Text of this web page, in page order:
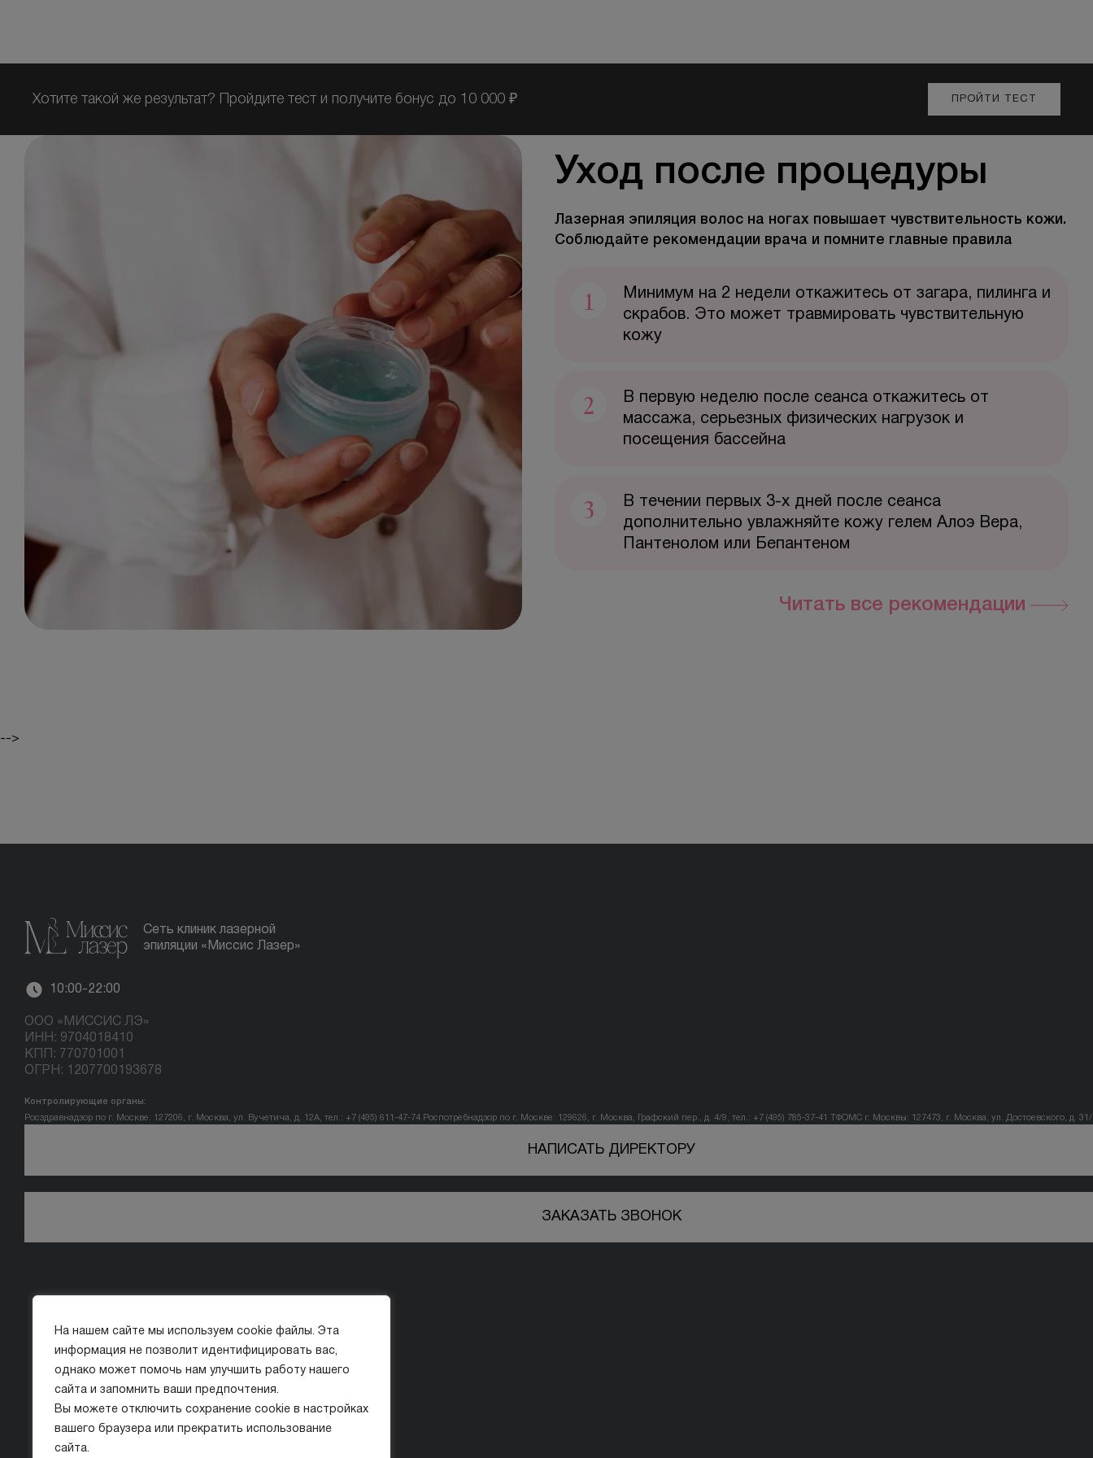
На нашем сайте мы используем cookie файлы. Эта
информация не позволит идентифицировать вас,
однако может помочь нам улучшить работу нашего
сайта и запомнить ваши предпочтения.
Вы можете отключить сохранение cookie в настройках
вашего браузера или прекратить использование
сайта.
Хотите такой же результат? Пройдите тест и получите бонус до 10 000 ₽ ПРОЙТИ ТЕСТ
Уход после процедуры
Лазерная эпиляция волос на ногах повышает чувствительность кожи.
Соблюдайте рекомендации врача и помните главные правила
1
Минимум на 2 недели откажитесь от загара, пилинга и
скрабов. Это может травмировать чувствительную
кожу
2
В первую неделю после сеанса откажитесь от
массажа, серьезных физических нагрузок и
посещения бассейна
3
В течении первых 3-х дней после сеанса
дополнительно увлажняйте кожу гелем Алоэ Вера,
Пантенолом или Бепантеном
Читать все рекомендации
-->
Сеть клиник лазерной
эпиляции «Миссис Лазер»
10:00-22:00
ООО «МИССИС ЛЭ»
ИНН: 9704018410
КПП: 770701001
ОГРН: 1207700193678
Контролирующие органы:
Росздравнадзор по г. Москве: 127206, г. Москва, ул. Вучетича, д. 12А, тел.: +7 (495) 611-47-74 Роспотребнадзор по г. Москве: 129626, г. Москва, Графский пер., д. 4/9, тел.: +7 (495) 785-37-41 ТФОМС г. Москвы: 127473, г. Москва, ул. Достоевского, д. 31/
НАПИСАТЬ ДИРЕКТОРУ
ЗАКАЗАТЬ ЗВОНОК